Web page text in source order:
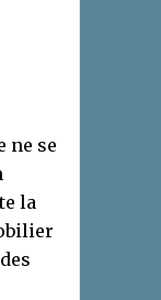
ne se
la